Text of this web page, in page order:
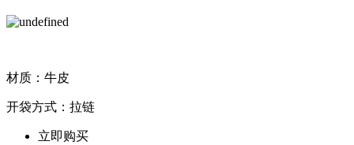
材质：牛皮
开袋方式：拉链
立即购买